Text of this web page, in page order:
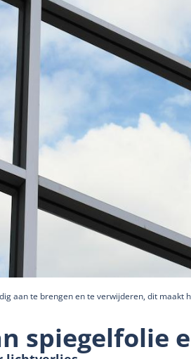
aan te brengen en te verwijderen, dit maakt
spiegelfolie